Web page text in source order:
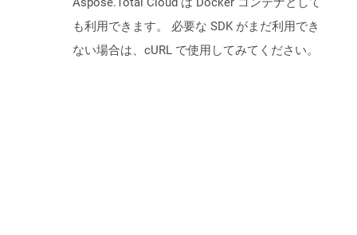
も利用できます。 必要な SDK がまだ利用でき
ない場合は、cURL で使用してみてください。